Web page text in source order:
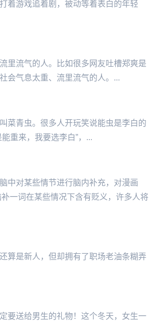
着游戏追着剧，被动等着表白的年轻
里流气的人。比如很多网友吐槽郑爽是
会气息太重、流里流气的人。...
菜青虫。很多人开玩笑说能虫是李白的
重来，我要选李白”，...
中对某些情节进行脑内补充，对漫画
一词在某些情况下含有贬义，许多人将
算是新人，但却拥有了职场老油条糊弄
要送给男生的礼物！这个冬天，女生一